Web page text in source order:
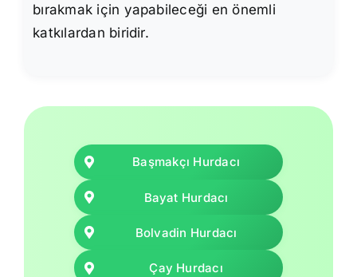
bırakmak için yapabileceği en önemli
katkılardan biridir.
Başmakçı Hurdacı
Bayat Hurdacı
Bolvadin Hurdacı
Çay Hurdacı